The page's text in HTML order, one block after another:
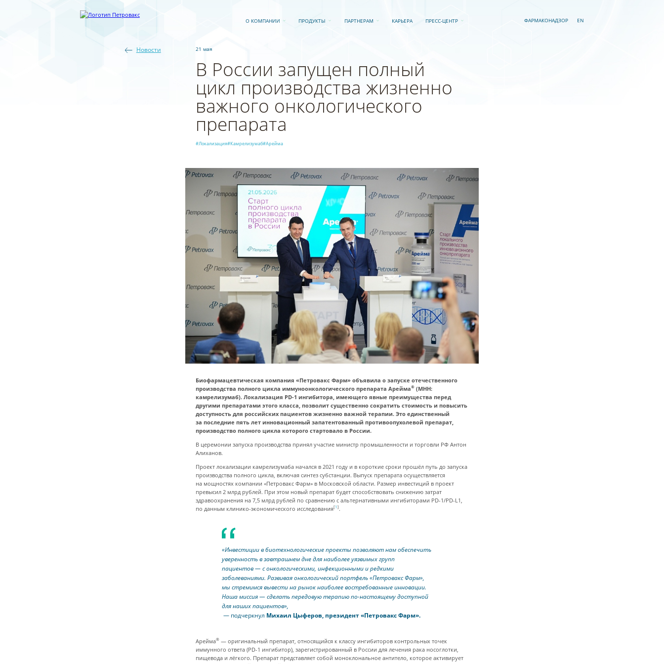
О КОМПАНИИ ПРОДУКТЫ ПАРТНЕРАМ КАРЬЕРА ПРЕСС-ЦЕНТР ФАРМАКОНАДЗОР EN
Новости 21 мая
В России запущен полный
цикл производства жизненно
важного онкологического
препарата
#Локализация#Камрелизумаб#Арейма
Биофармацевтическая компания «Петровакс Фарм» объявила о запуске отечественного
производства полного цикла иммуноонкологического препарата Арейма® (МНН:
камрелизумаб). Локализация PD-1 ингибитора, имеющего явные преимущества перед
другими препаратами этого класса, позволит существенно сократить стоимость и повысить
доступность для российских пациентов жизненно важной терапии. Это единственный
за последние пять лет инновационный запатентованный противоопухолевой препарат,
производство полного цикла которого стартовало в России.
В церемонии запуска производства принял участие министр промышленности и торговли РФ Антон
Алиханов.
Проект локализации камрелизумаба начался в 2021 году и в короткие сроки прошёл путь до запуска
производства полного цикла, включая синтез субстанции. Выпуск препарата осуществляется
на мощностях компании «Петровакс Фарм» в Московской области. Размер инвестиций в проект
превысил 2 млрд рублей. При этом новый препарат будет способствовать снижению затрат
здравоохранения на 7,5 млрд рублей по сравнению с альтернативными ингибиторами PD-1/PD-L1,
по данным клинико-экономического исследования[1] .
«Инвестиции в биотехнологические проекты позволяют нам обеспечить
уверенность в завтрашнем дне для наиболее уязвимых групп
пациентов — с онкологическими, инфекционными и редкими
заболеваниями. Развивая онкологический портфель «Петровакс Фарм»,
мы стремимся вывести на рынок наиболее востребованные инновации.
Наша миссия — сделать передовую терапию по-настоящему доступной
для наших пациентов»,
— подчеркнул Михаил Цыферов, президент «Петровакс Фарм».
Арейма® — оригинальный препарат, относящийся к классу ингибиторов контрольных точек
иммунного ответа (PD-1 ингибитор), зарегистрированный в России для лечения рака носоглотки,
пищевода и лёгкого. Препарат представляет собой моноклональное антитело, которое активирует